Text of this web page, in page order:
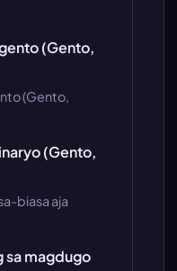
(Gento,
(Gento,
(Gento,
biasa aja
sa magdugo